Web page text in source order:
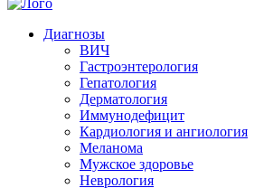
Диагнозы
ВИЧ
Гастроэнтерология
Гепатология
Дерматология
Иммунодефицит
Кардиология и ангиология
Меланома
Мужское здоровье
Неврология